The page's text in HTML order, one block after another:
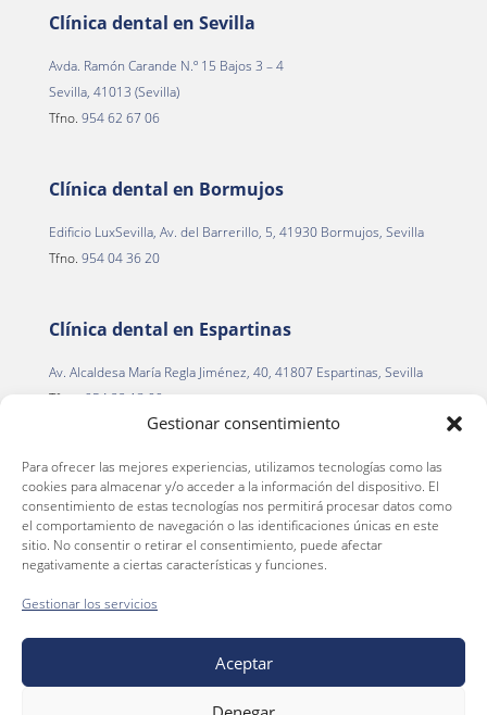
Gestionar consentimiento
Para ofrecer las mejores experiencias, utilizamos tecnologías como las
cookies para almacenar y/o acceder a la información del dispositivo. El
consentimiento de estas tecnologías nos permitirá procesar datos como
el comportamiento de navegación o las identificaciones únicas en este
sitio. No consentir o retirar el consentimiento, puede afectar
negativamente a ciertas características y funciones.
Gestionar los servicios
Aceptar
Clínica dental en Sevilla
Avda. Ramón Carande N.º 15 Bajos 3 – 4
Sevilla, 41013 (Sevilla)
Tfno. 954 62 67 06
Clínica dental en Bormujos
Edificio LuxSevilla, Av. del Barrerillo, 5, 41930 Bormujos, Sevilla
Tfno. 954 04 36 20
Clínica dental en Espartinas
Av. Alcaldesa María Regla Jiménez, 40, 41807 Espartinas, Sevilla
Tfno.
954 22 13 00
Clínica dental en La Palma del Condado
C. Alegría de la Huerta, 2
La Palma del Condado, 21700 (Huelva)
Tfno.959 66 36 46